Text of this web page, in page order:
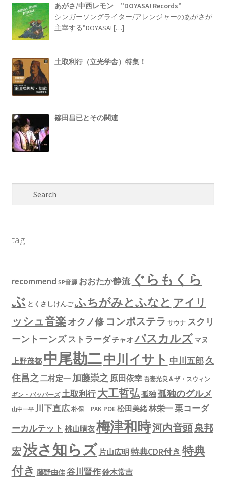
あがさ/中西レモン ”DOYASA! Records”
シンガーソングライター/アレンジャーのあがさが
主宰する”DOYASA![…]
土取利行（立光学舎）特集！
篠田昌已とその関連
tag
recommend SP音源 おおたか静流 ぐらもくら
ぶ とくさしけんご ふちがみとふなと アイリ
ッシュ音楽オクノ修 コンポステラ サウナ スクリ
ーントーンズストラーダチャオ パスカルズ マヌ
上野茂都 中尾勘二中川イサト 中川五郎久
住昌之 二村定一 加藤崇之 原田依幸 吾妻光良＆ザ・スウィン
ギン・バッパーズ 土取利行大工哲弘孤独孤独のグルメ
山中一平 川下直広 朴保 PAK POE 松田美緒林栄一栗コーダ
ーカルテット 桃山晴衣梅津和時河内音頭泉邦
宏渋さ知らズ 片山広明 特典CDR付き 特典
付き 藤野由佳谷川賢作鈴木常吉